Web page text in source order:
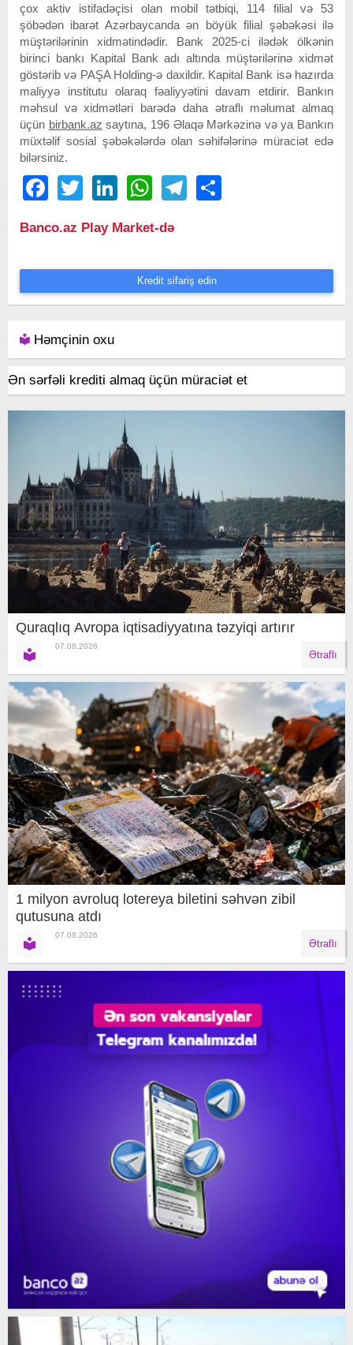
çox aktiv istifadəçisi olan mobil tətbiqi, 114 filial və 53
şöbədən ibarət Azərbaycanda ən böyük filial şəbəkəsi ilə
müştərilərinin xidmətindədir. Bank 2025-ci ilədək ölkənin
birinci bankı Kapital Bank adı altında müştərilərinə xidmət
göstərib və PAŞA Holding-ə daxildir. Kapital Bank isə hazırda
maliyyə institutu olaraq fəaliyyətini davam etdirir. Bankın
məhsul və xidmətləri barədə daha ətraflı məlumat almaq
üçün birbank.az saytına, 196 Əlaqə Mərkəzinə və ya Bankın
müxtəlif sosial şəbəkələrdə olan səhifələrinə müraciət edə
bilərsiniz.
FacebookTwitter LinkedIn WhatsAppTelegram
Banco.az Play Market-də
Kredit sifariş edin
Həmçinin oxu
Ən sərfəli krediti almaq üçün müraciət et
Quraqlıq Avropa iqtisadiyyatına təzyiqi artırır
07.08.2026
Ətraflı
1 milyon avroluq lotereya biletini səhvən zibil
qutusuna atdı
07.08.2026
Ətraflı